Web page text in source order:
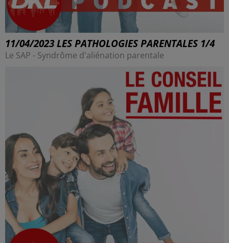
11/04/2023 LES PATHOLOGIES PARENTALES 1/4
Le SAP - Syndrôme d'aliénation parentale